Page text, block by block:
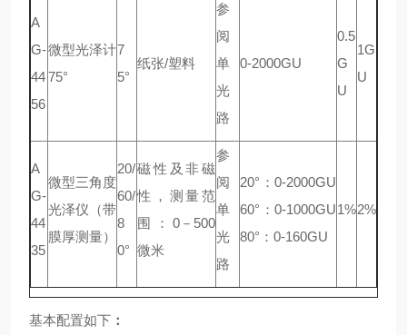
A
G-
44
56
微型光泽计
75°
7
5°
纸张/塑料
参
阅
单
光
路
0-2000GU
0.5
G
U
1G
U
A
G-
44
35
微型三角度
光泽仪（带
膜厚测量）
20/
60/
8
0°
磁性及非磁
性，测量范
围：0－500
微米
参
阅
单
光
路
20°：0-2000GU
60°：0-1000GU
80°：0-160GU
1%2%
基本配置如下 ：